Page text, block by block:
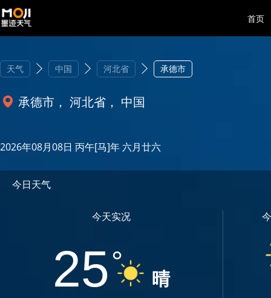
首页
天气 中国 河北省 承德市
承德市， 河北省， 中国
2026年08月08日 丙午[马]年 六月廿六
今日天气
今天实况
25 晴